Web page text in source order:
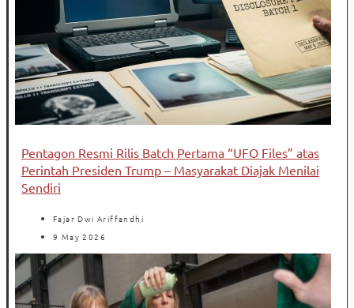
Pentagon Resmi Rilis Batch Pertama “UFO Files” atas
Perintah Presiden Trump – Masyarakat Diajak Menilai
Sendiri
Fajar Dwi Ariffandhi
9 May 2026